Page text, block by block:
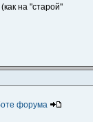
на "старой"
форума